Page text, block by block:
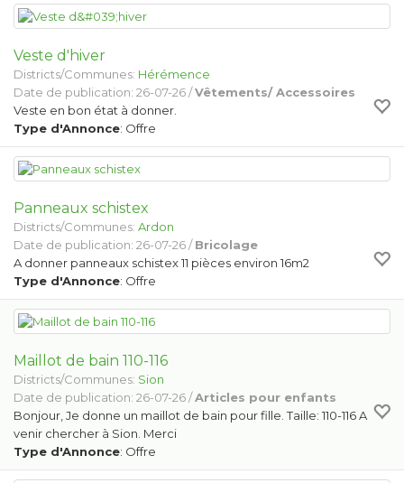
Veste d'hiver
Districts/Communes: Hérémence
Date de publication: 26-07-26 /Vêtements/ Accessoires
Veste en bon état à donner.
Type d'Annonce: Offre
Panneaux schistex
Districts/Communes: Ardon
Date de publication: 26-07-26 /Bricolage
A donner panneaux schistex 11 pièces environ 16m2
Type d'Annonce: Offre
Maillot de bain 110-116
Districts/Communes: Sion
Date de publication: 26-07-26 /Articles pour enfants
Bonjour, Je donne un maillot de bain pour fille. Taille: 110-116 A
venir chercher à Sion. Merci
Type d'Annonce: Offre